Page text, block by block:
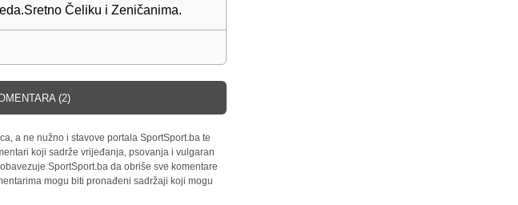
Čeliku i Zeničanima.
(2)
a ne nužno i stavove portala SportSport.ba te
koji sadrže vrijeđanja, psovanja i vulgaran
SportSport.ba da obriše sve komentare
mogu biti pronađeni sadržaji koji mogu